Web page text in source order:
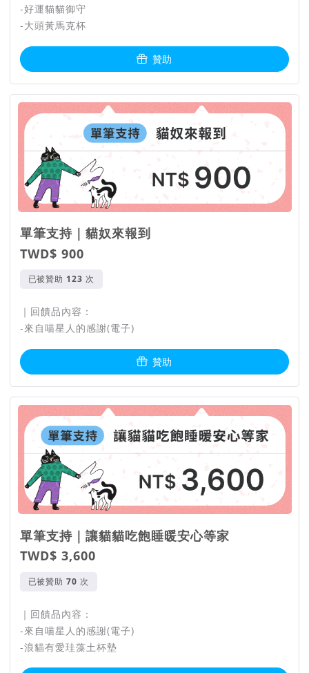
-好運貓貓御守
-大頭黃馬克杯
贊助
單筆支持｜貓奴來報到
TWD$ 900
已被贊助 次
｜回饋品內容：
-來自喵星人的感謝(電子)
贊助
單筆支持｜讓貓貓吃飽睡暖安心等家
TWD$ 3,600
已被贊助 次
｜回饋品內容：
-來自喵星人的感謝(電子)
-浪貓有愛珪藻土杯墊